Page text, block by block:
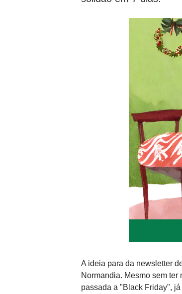
A ideia para da newsletter
Normandia. Mesmo sem
passada a "Black Friday",